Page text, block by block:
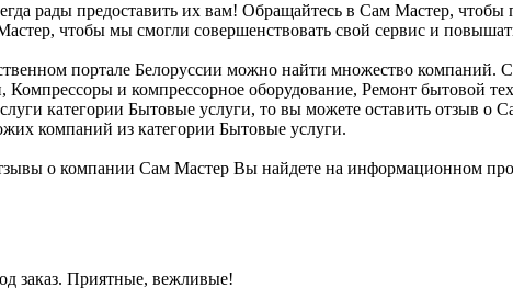
рады предоставить их вам! Обращайтесь в Сам Мастер,
чтобы мы смогли совершенствовать свой сервис и
портале Белоруссии можно найти множество компаний.
Компрессоры и компрессорное оборудование, Ремонт бытовой
категории Бытовые услуги, то вы можете оставить отзыв
компаний из категории Бытовые услуги.
о компании Сам Мастер Вы найдете на информационном
заказ. Приятные, вежливые!